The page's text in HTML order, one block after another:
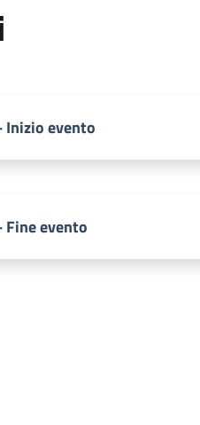
Inizio evento
Fine evento